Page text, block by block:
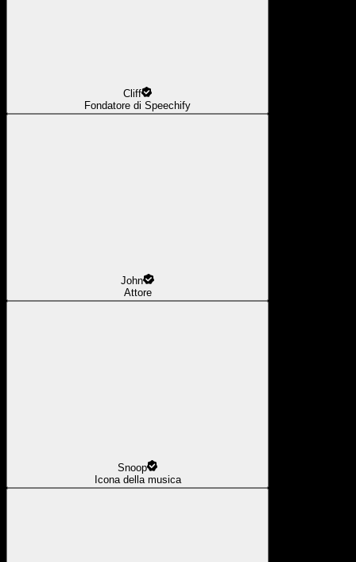
Cliff
Fondatore di Speechify
John
Attore
Snoop
Icona della musica